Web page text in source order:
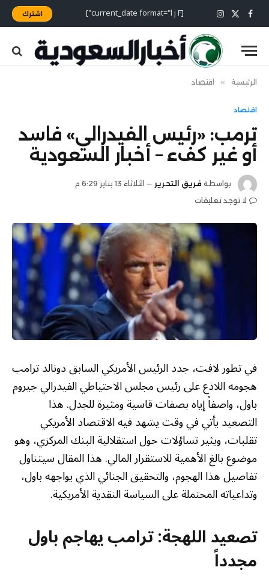
فيسبوك
X
(Twitter)
الانستغرام [current_date format="l j F"] اشترك
الرئيسية » اقتصاد
اقتصاد
ترمب: «رئيس الفيدرالي» فاسد
أو غير كفء – أخبار السعودية
بواسطة فريق التحرير
الثلاثاء 13 يناير 6:29 م
لا توجد تعليقات
في تطور لافت، جدد الرئيس الأمريكي السابق دونالد ترامب
هجومه اللاذع على رئيس مجلس الاحتياطي الفيدرالي جيروم
باول، واصفاً إياه بصفات قاسية ومثيرة للجدل. هذا
التصعيد يأتي في وقت يشهد فيه الاقتصاد الأمريكي
تقلبات، ويثير تساؤلات حول استقلالية البنك المركزي، وهو
موضوع بالغ الأهمية للاستقرار المالي. هذا المقال سيتناول
تفاصيل هذا الهجوم، والتحقيق الجنائي الذي يواجهه باول،
وتداعياته المحتملة على السياسة النقدية الأمريكية.
تصعيد اللهجة: ترامب يهاجم باول
مجدداً